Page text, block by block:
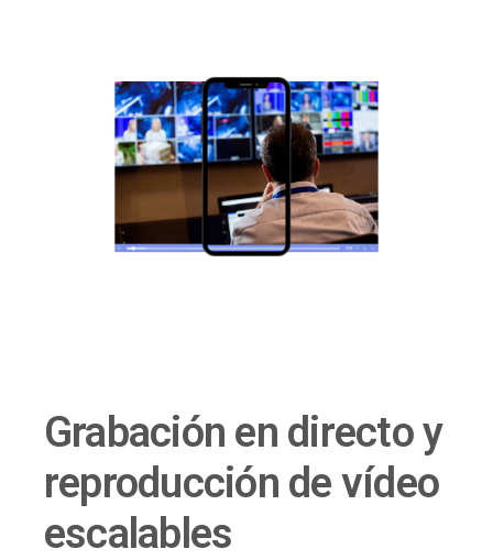
Grabación en directo y
reproducción de vídeo
escalables